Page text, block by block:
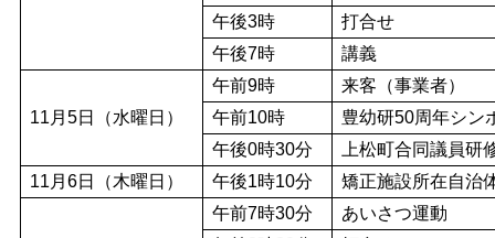
午後3時
打合せ
午後7時
講義
11月5日（水曜日）
午前9時
来客（事業者）
午前10時
豊幼研50周年シン
午後0時30分
上松町合同議員研
11月6日（木曜日）
午後1時10分 矯正施設所在自治
午前7時30分
あいさつ運動